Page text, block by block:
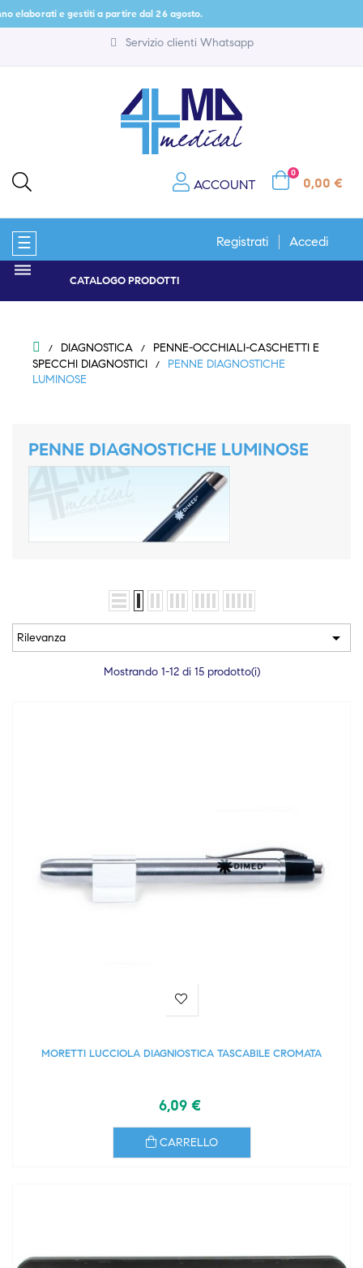
e gestiti a partire dal 26 agosto.
Servizio clienti Whatsapp
ACCOUNT
0
0,00 €
navigazione
Toggle
☰ Registrati Accedi
CATALOGO PRODOTTI
DIAGNOSTICA
PENNE-OCCHIALI-CASCHETTI E
SPECCHI DIAGNOSTICI
PENNE DIAGNOSTICHE
LUMINOSE
PENNE DIAGNOSTICHE LUMINOSE
Rilevanza 
Mostrando 1-12 di 15 prodotto(i)
MORETTI LUCCIOLA DIAGNIOSTICA TASCABILE CROMATA
6,09 €
CARRELLO